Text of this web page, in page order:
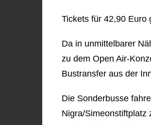
Tickets für 42,90 Euro
Da in unmittelbarer
zu dem Open Air-
Bustransfer aus der
Die Sonderbusse
Nigra/Simeonstiftplatz